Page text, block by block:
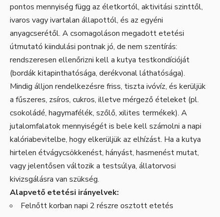
pontos mennyiség függ az életkortól, aktivitási szinttől,
ivaros vagy ivartalan állapottól, és az egyéni
anyagcserétől. A csomagoláson megadott etetési
útmutató kiindulási pontnak jó, de nem szentírás:
rendszeresen ellenőrizni kell a kutya testkondícióját
(bordák kitapinthatósága, derékvonal láthatósága).
Mindig álljon rendelkezésre friss, tiszta ivóvíz, és kerüljük
a fűszeres, zsíros, cukros, illetve mérgező ételeket (pl.
csokoládé, hagymafélék, szőlő, xilites termékek). A
jutalomfalatok mennyiségét is bele kell számolni a napi
kalóriabevitelbe, hogy elkerüljük az elhízást. Ha a kutya
hirtelen étvágycsökkenést, hányást, hasmenést mutat,
vagy jelentősen változik a testsúlya, állatorvosi
kivizsgálásra van szükség.
Alapvető etetési irányelvek:
Felnőtt korban napi 2 részre osztott etetés